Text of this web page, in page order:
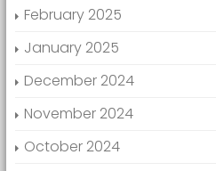
February 2025
January 2025
December 2024
November 2024
October 2024